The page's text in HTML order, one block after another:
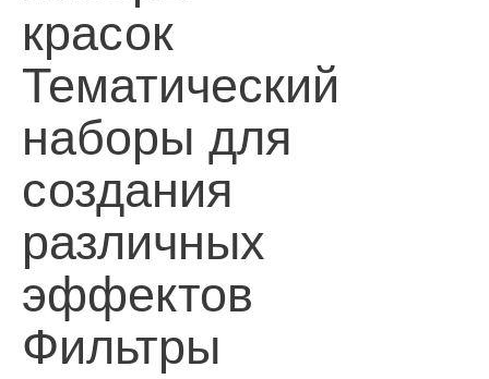
красок
Тематический
наборы для
создания
различных
эффектов
Фильтры